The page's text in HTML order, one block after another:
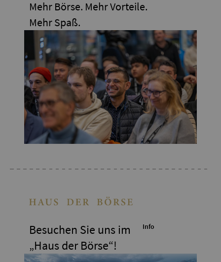
Mehr Börse. Mehr Vorteile.
Mehr Spaß.
Besuchen Sie uns im
„Haus der Börse“!
Info